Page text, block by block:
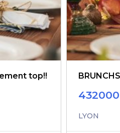
top!!
432000
LYON